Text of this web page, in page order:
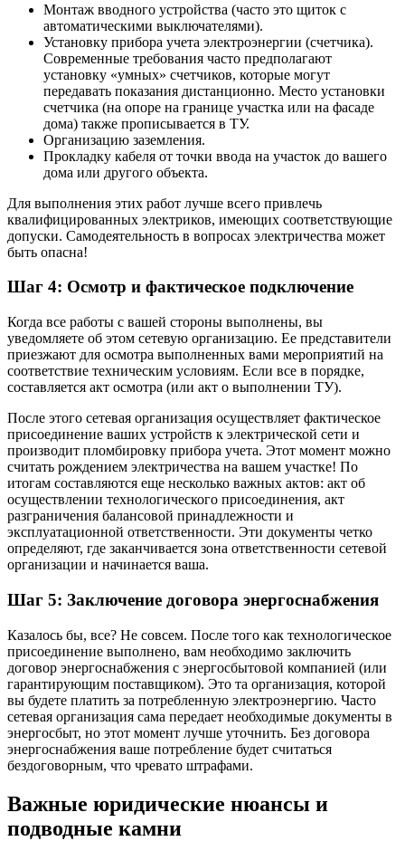
Монтаж вводного устройства (часто это щиток с
автоматическими выключателями).
Установку прибора учета электроэнергии (счетчика).
Современные требования часто предполагают
установку «умных» счетчиков, которые могут
передавать показания дистанционно. Место установки
счетчика (на опоре на границе участка или на фасаде
дома) также прописывается в ТУ.
Организацию заземления.
Прокладку кабеля от точки ввода на участок до вашего
дома или другого объекта.
Для выполнения этих работ лучше всего привлечь
квалифицированных электриков, имеющих соответствующие
допуски. Самодеятельность в вопросах электричества может
быть опасна!
Шаг 4: Осмотр и фактическое подключение
Когда все работы с вашей стороны выполнены, вы
уведомляете об этом сетевую организацию. Ее представители
приезжают для осмотра выполненных вами мероприятий на
соответствие техническим условиям. Если все в порядке,
составляется акт осмотра (или акт о выполнении ТУ).
После этого сетевая организация осуществляет фактическое
присоединение ваших устройств к электрической сети и
производит пломбировку прибора учета. Этот момент можно
считать рождением электричества на вашем участке! По
итогам составляются еще несколько важных актов: акт об
осуществлении технологического присоединения, акт
разграничения балансовой принадлежности и
эксплуатационной ответственности. Эти документы четко
определяют, где заканчивается зона ответственности сетевой
организации и начинается ваша.
Шаг 5: Заключение договора энергоснабжения
Казалось бы, все? Не совсем. После того как технологическое
присоединение выполнено, вам необходимо заключить
договор энергоснабжения с энергосбытовой компанией (или
гарантирующим поставщиком). Это та организация, которой
вы будете платить за потребленную электроэнергию. Часто
сетевая организация сама передает необходимые документы в
энергосбыт, но этот момент лучше уточнить. Без договора
энергоснабжения ваше потребление будет считаться
бездоговорным, что чревато штрафами.
Важные юридические нюансы и
подводные камни